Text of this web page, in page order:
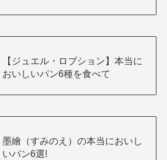
【ジュエル・ロブション】本当に
おいしいパン6種を食べて
墨繪（すみのえ）の本当においし
いパン6選!